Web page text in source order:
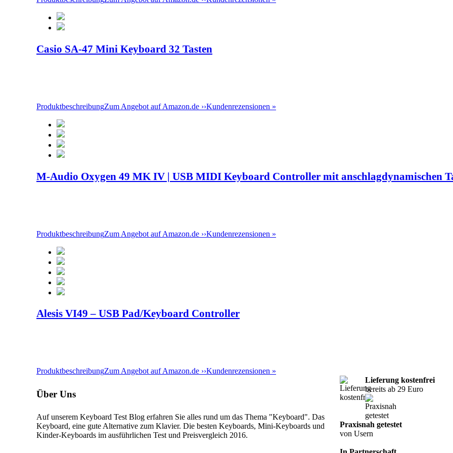
Casio SA-47 Mini Keyboard 32 Tasten
ProduktbeschreibungZum Angebot auf Amazon.de ››Kundenrezensionen »
M-Audio Oxygen 49 MK IV | USB MIDI Keyboard Controller mit anschlagdynamischen
ProduktbeschreibungZum Angebot auf Amazon.de ››Kundenrezensionen »
Alesis VI49 – USB Pad/Keyboard Controller
ProduktbeschreibungZum Angebot auf Amazon.de ››Kundenrezensionen »
Über Uns
Auf unserem Keyboard Test Blog erfahren Sie alles rund um das Thema "Keyboard". Das
Keyboard, eine gute Alternative zum Klavier. Die besten Keyboards, Mini-Keyboards und
Kinder-Keyboards im ausführlichen Test und Preisvergleich 2016.
Lieferung kostenfrei
bereits ab 29 Euro
Praxisnah getestet
von Usern